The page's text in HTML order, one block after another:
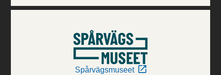
Spårvägsmuseet